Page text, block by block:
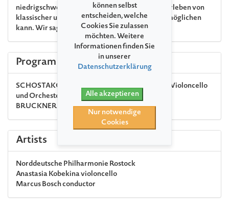
niedrigschwelligen Zugang zum einzigartigen Erleben von
klassischer und nicht ganz klassischer Musik ermöglichen
kann. Wir sagen: Herzlichen Dank!
Program
SCHOSTAKOWITSCHKonzert Nr. 1 Es-Dur für Violoncello
und Orchester op. 107
BRUCKNER Sinfonie Nr. 3 d-Moll WAB 103
Artists
Norddeutsche Philharmonie Rostock
Anastasia Kobekinavioloncello
Marcus Boschconductor
können selbst
entscheiden, welche
Cookies Sie zulassen
möchten. Weitere
Informationen finden Sie
in unserer
Datenschutzerklärung
Alle akzeptieren
Nur notwendige
Cookies